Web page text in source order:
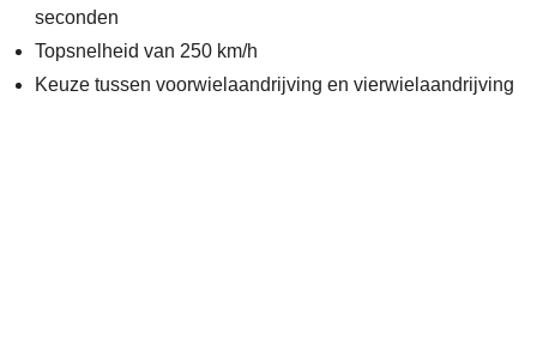
seconden
Topsnelheid van 250 km/h
Keuze tussen voorwielaandrijving en vierwielaandrijving